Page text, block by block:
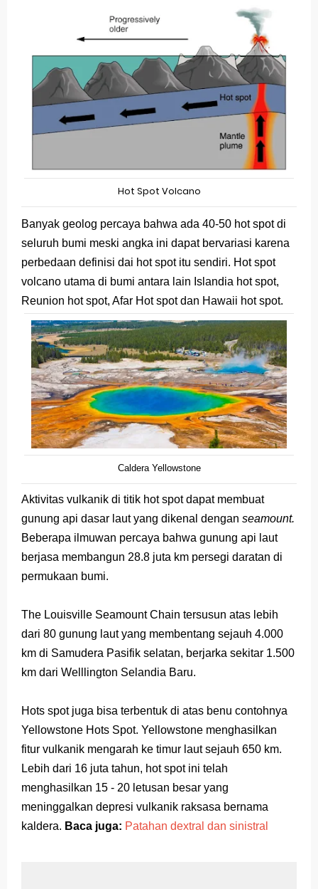
Hot Spot Volcano
Banyak geolog percaya bahwa ada 40-50 hot spot di
seluruh bumi meski angka ini dapat bervariasi karena
perbedaan definisi dai hot spot itu sendiri. Hot spot
volcano utama di bumi antara lain Islandia hot spot,
Reunion hot spot, Afar Hot spot dan Hawaii hot spot.
Caldera Yellowstone
Aktivitas vulkanik di titik hot spot dapat membuat
gunung api dasar laut yang dikenal dengan seamount.
Beberapa ilmuwan percaya bahwa gunung api laut
berjasa membangun 28.8 juta km persegi daratan di
permukaan bumi.
The Louisville Seamount Chain tersusun atas lebih
dari 80 gunung laut yang membentang sejauh 4.000
km di Samudera Pasifik selatan, berjarka sekitar 1.500
km dari Welllington Selandia Baru.
Hots spot juga bisa terbentuk di atas benu contohnya
Yellowstone Hots Spot. Yellowstone menghasilkan
fitur vulkanik mengarah ke timur laut sejauh 650 km.
Lebih dari 16 juta tahun, hot spot ini telah
menghasilkan 15 - 20 letusan besar yang
meninggalkan depresi vulkanik raksasa bernama
kaldera. Baca juga: Patahan dextral dan sinistral